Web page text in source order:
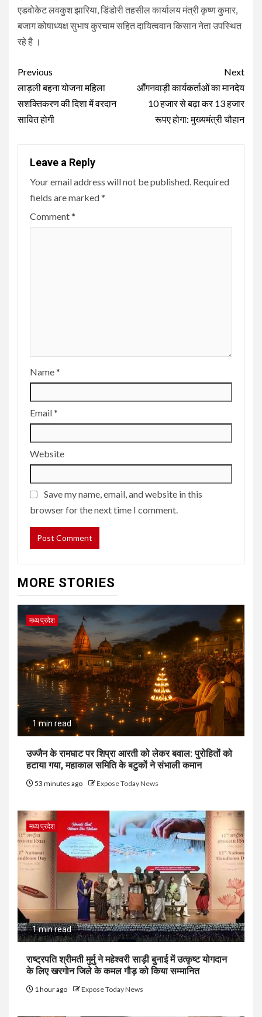
एडवोकेट लवकुश झारिया, डिंडोरी तहसील कार्यालय मंत्री कृष्ण कुमार,
बजाग कोषाध्यक्ष सुभाष कुरचाम सहित दायित्ववान किसान नेता उपस्थित
रहे है ।
Continue
Reading
Previous
लाड़ली बहना योजना महिला
सशक्तिकरण की दिशा में वरदान
सावित होगी
Next
आँगनवाड़ी कार्यकर्ताओं का मानदेय
10 हजार से बढ़ा कर 13 हजार
रूपए होगा: मुख्यमंत्री चौहान
Leave a Reply
Your email address will not be published. Required
fields are marked*
Comment*
Name*
Email*
Website
Save my name, email, and website in this
browser for the next time I comment.
MORE STORIES
मध्य प्रदेश
1 min read
उज्जैन के रामघाट पर शिप्रा आरती को लेकर बवाल: पुरोहितों को
हटाया गया, महाकाल समिति के बटुकों ने संभाली कमान
53 minutes ago Expose Today News
मध्य प्रदेश
1 min read
राष्ट्रपति श्रीमती मुर्मु ने महेश्वरी साड़ी बुनाई में उत्कृष्ट योगदान
के लिए खरगोन जिले के कमल गौड़ को किया सम्मानित
1 hour ago Expose Today News